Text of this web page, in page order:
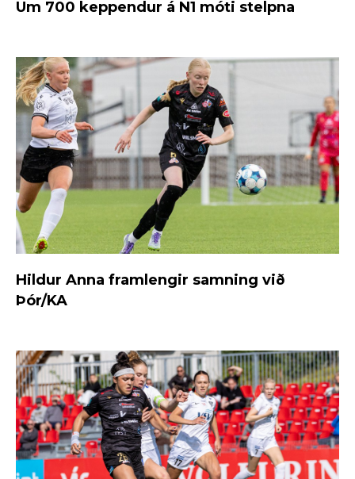
Um 700 keppendur á N1 móti stelpna
Hildur Anna framlengir samning við
Þór/KA